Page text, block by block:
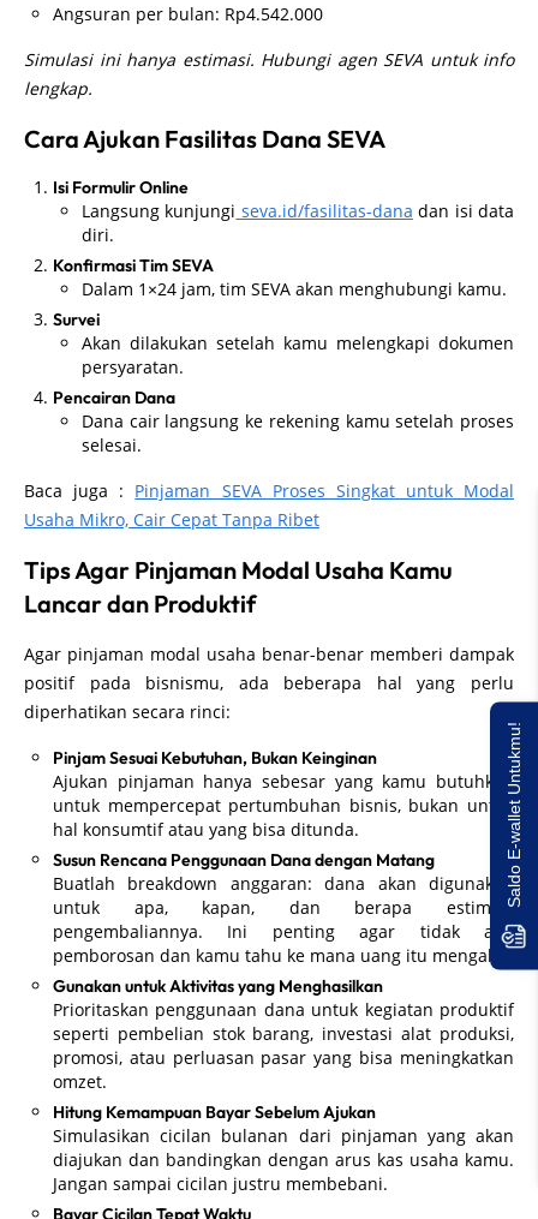
Angsuran per bulan: Rp4.542.000
Simulasi ini hanya estimasi. Hubungi agen SEVA untuk info
lengkap.
Cara Ajukan Fasilitas Dana SEVA
Isi Formulir Online
Langsung kunjungi seva.id/fasilitas-dana dan isi data
diri.
Konfirmasi Tim SEVA
Dalam 1×24 jam, tim SEVA akan menghubungi kamu.
Survei
Akan dilakukan setelah kamu melengkapi dokumen
persyaratan.
Pencairan Dana
Dana cair langsung ke rekening kamu setelah proses
selesai.
Baca juga : Pinjaman SEVA Proses Singkat untuk Modal
Usaha Mikro, Cair Cepat Tanpa Ribet
Tips Agar Pinjaman Modal Usaha Kamu
Lancar dan Produktif
Agar pinjaman modal usaha benar-benar memberi dampak
positif pada bisnismu, ada beberapa hal yang perlu
diperhatikan secara rinci:
Pinjam Sesuai Kebutuhan, Bukan Keinginan
Ajukan pinjaman hanya sebesar yang kamu butuhkan
untuk mempercepat pertumbuhan bisnis, bukan untuk
hal konsumtif atau yang bisa ditunda.
Susun Rencana Penggunaan Dana dengan Matang
Buatlah breakdown anggaran: dana akan digunakan
untuk apa, kapan, dan berapa estimasi
pengembaliannya. Ini penting agar tidak ada
pemborosan dan kamu tahu ke mana uang itu mengalir.
Gunakan untuk Aktivitas yang Menghasilkan
Prioritaskan penggunaan dana untuk kegiatan produktif
seperti pembelian stok barang, investasi alat produksi,
promosi, atau perluasan pasar yang bisa meningkatkan
omzet.
Hitung Kemampuan Bayar Sebelum Ajukan
Simulasikan cicilan bulanan dari pinjaman yang akan
diajukan dan bandingkan dengan arus kas usaha kamu.
Jangan sampai cicilan justru membebani.
Bayar Cicilan Tepat Waktu
Saldo E-wallet Untukmu!